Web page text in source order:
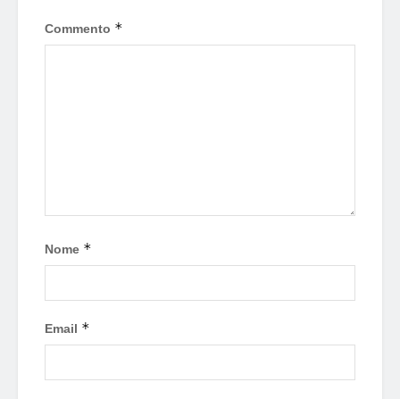
Commento *
Nome *
Email *